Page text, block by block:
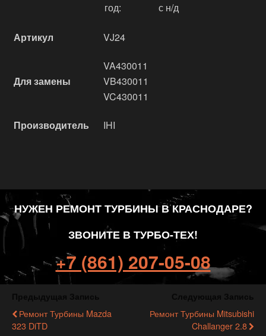
год: с н/д
Артикул VJ24
Для замены
VA430011
VB430011
VC430011
Производитель IHI
НУЖЕН РЕМОНТ ТУРБИНЫ В КРАСНОДАРЕ?
ЗВОНИТЕ В ТУРБО-ТЕХ!
+7 (861) 207-05-08
Ремонт Турбины Mazda
323 DiTD
Ремонт Турбины Mitsubishi
Challanger 2.8